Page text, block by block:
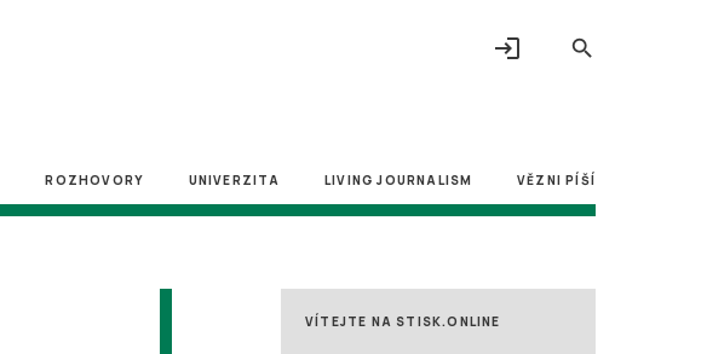
search
login
ROZHOVORY UNIVERZITA LIVING JOURNALISM VĚZNI PÍŠÍ
VÍTEJTE NA STISK.ONLINE